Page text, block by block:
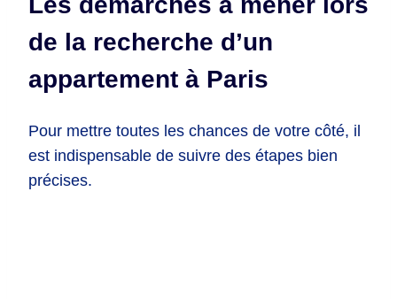
de la recherche d’un
appartement à Paris
Pour mettre toutes les chances de votre côté, il
est indispensable de suivre des étapes bien
précises.